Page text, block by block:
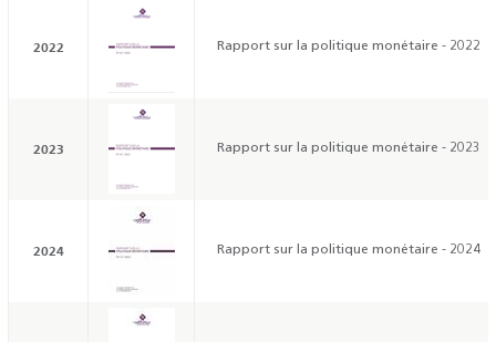
2022 Rapport sur la politique monétaire - 2022
2023 Rapport sur la politique monétaire - 2023
2024 Rapport sur la politique monétaire - 2024